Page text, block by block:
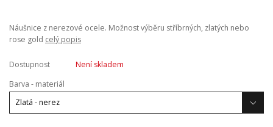
Náušnice z nerezové ocele. Možnost výběru stříbrných, zlatých nebo
rose gold celý popis
Dostupnost
Není skladem
Barva - materiál